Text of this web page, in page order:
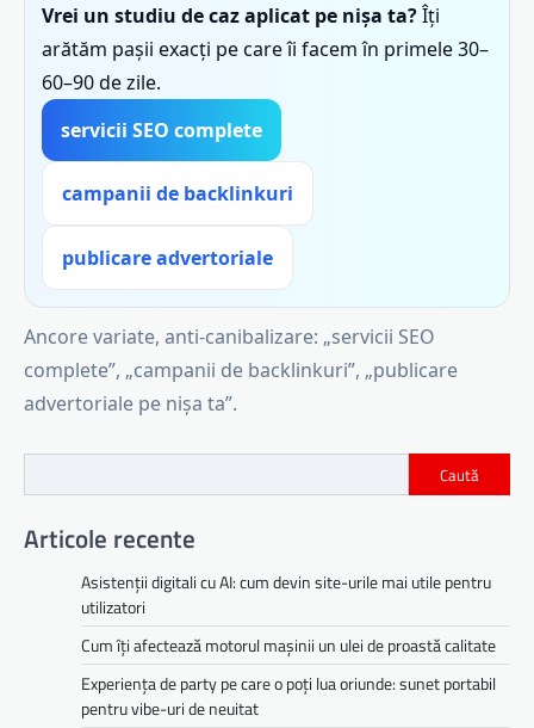
Vrei un studiu de caz aplicat pe nișa ta?Îți
arătăm pașii exacți pe care îi facem în primele 30–
60–90 de zile.
servicii SEO complete
campanii de backlinkuri
publicare advertoriale
Ancore variate, anti-canibalizare: „servicii SEO
complete”, „campanii de backlinkuri”, „publicare
advertoriale pe nișa ta”.
Caută
Articole recente
Asistenții digitali cu AI: cum devin site-urile mai utile pentru
utilizatori
Cum îți afectează motorul mașinii un ulei de proastă calitate
Experiența de party pe care o poți lua oriunde: sunet portabil
pentru vibe-uri de neuitat